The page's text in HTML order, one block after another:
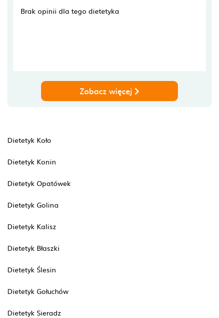
Brak opinii dla tego dietetyka
Zobacz więcej
Dietetyk Koło
Dietetyk Konin
Dietetyk Opatówek
Dietetyk Golina
Dietetyk Kalisz
Dietetyk Błaszki
Dietetyk Ślesin
Dietetyk Gołuchów
Dietetyk Sieradz